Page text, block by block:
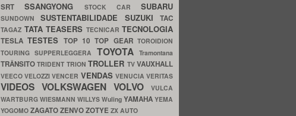
SRTSSANGYONG STOCK CAR SUBARU
SUNDOWNSUSTENTABILIDADE SUZUKITAC
TAGAZ TATA TEASERS TECNICAR TECNOLOGIA
TESLATESTES TOP 10TOP GEARTOROIDION
TOURING SUPPERLEGGERA TOYOTATramontana
TRÂNSITOTRIDENT TRIONTROLLER TVVAUXHALL
VEECOVELOZZIVENCER VENDAS VENUCIAVERITAS
VIDEOS VOLKSWAGEN VOLVO
VULCA
WARTBURG WIESMANN WILLYS Wuling YAMAHA YEMA
YOGOMO ZAGATOZENVOZOTYE ZX AUTO